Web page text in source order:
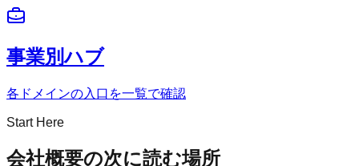
事業別ハブ
各ドメインの入口を一覧で確認
Start Here
会社概要の次に読む場所